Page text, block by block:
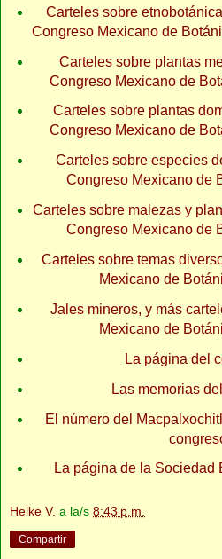
Carteles sobre
Congreso Mexicano de
Carteles sobre plantas
Congreso Mexicano de
Carteles sobre plantas
Congreso Mexicano de
Carteles sobre especies
Congreso Mexicano de
Carteles sobre malezas y
Congreso Mexicano de
Carteles sobre temas
Mexicano de
Jales mineros, y más
Mexicano de
La página del
Las memorias
El número del
La página de la Sociedad
Heike V. a la/s 8:43 p.m.
Compartir